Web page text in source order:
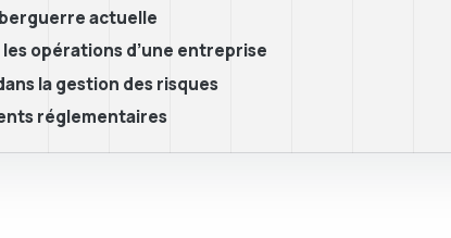
actuelle
opérations d’une entreprise
la gestion des risques
réglementaires